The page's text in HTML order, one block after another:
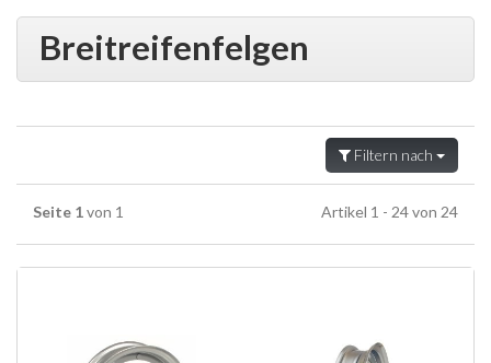
Breitreifenfelgen
Filtern nach
Seite 1von 1 Artikel 1 - 24 von 24